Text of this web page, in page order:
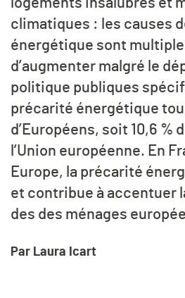
climatiques : les causes
énergétique sont
d’augmenter malgré le
politique publiques
précarité énergétique
d’Européens, soit 10,6 %
l’Union européenne. En
Europe, la précarité
et contribue à accentuer
des des ménages
Par Laura Icart